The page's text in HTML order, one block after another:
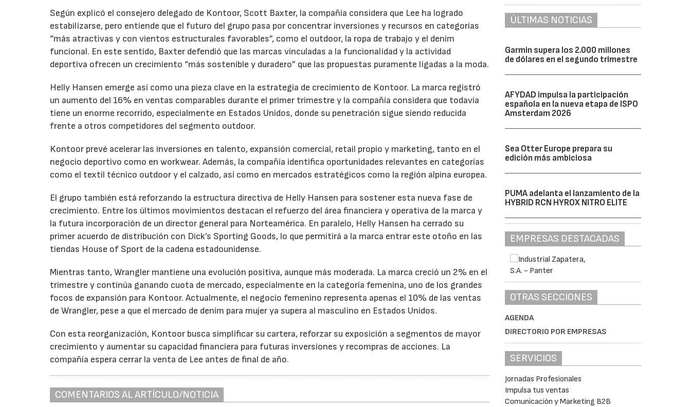
Según explicó el consejero delegado de Kontoor, Scott Baxter, la compañía considera que Lee ha logrado
estabilizarse, pero entiende que el futuro del grupo pasa por concentrar inversiones y recursos en categorías
“más atractivas y con vientos estructurales favorables”, como el outdoor, la ropa de trabajo y el denim
funcional. En este sentido, Baxter defendió que las marcas vinculadas a la funcionalidad y la actividad
deportiva ofrecen un crecimiento “más sostenible y duradero” que las propuestas puramente ligadas a la moda.
Helly Hansen emerge así como una pieza clave en la estrategia de crecimiento de Kontoor. La marca registró
un aumento del 16% en ventas comparables durante el primer trimestre y la compañía considera que todavía
tiene un enorme recorrido, especialmente en Estados Unidos, donde su penetración sigue siendo reducida
frente a otros competidores del segmento outdoor.
Kontoor prevé acelerar las inversiones en talento, expansión comercial, retail propio y marketing, tanto en el
negocio deportivo como en workwear. Además, la compañía identifica oportunidades relevantes en categorías
como el textil técnico outdoor y el calzado, así como en mercados estratégicos como la región alpina europea.
El grupo también está reforzando la estructura directiva de Helly Hansen para sostener esta nueva fase de
crecimiento. Entre los últimos movimientos destacan el refuerzo del área financiera y operativa de la marca y
la futura incorporación de un director general para Norteamérica. En paralelo, Helly Hansen ha cerrado su
primer acuerdo de distribución con Dick’s Sporting Goods, lo que permitirá a la marca entrar este otoño en las
tiendas House of Sport de la cadena estadounidense.
Mientras tanto, Wrangler mantiene una evolución positiva, aunque más moderada. La marca creció un 2% en el
trimestre y continúa ganando cuota de mercado, especialmente en la categoría femenina, uno de los grandes
focos de expansión para Kontoor. Actualmente, el negocio femenino representa apenas el 10% de las ventas
de Wrangler, pese a que el mercado de denim para mujer ya supera al masculino en Estados Unidos.
Con esta reorganización, Kontoor busca simplificar su cartera, reforzar su exposición a segmentos de mayor
crecimiento y aumentar su capacidad financiera para futuras inversiones y recompras de acciones. La
compañía espera cerrar la venta de Lee antes de final de año.
COMENTARIOS AL ARTÍCULO/NOTICIA
ÚLTIMAS NOTICIAS
Garmin supera los 2.000 millones
de dólares en el segundo trimestre
AFYDAD impulsa la participación
española en la nueva etapa de ISPO
Amsterdam 2026
Sea Otter Europe prepara su
edición más ambiciosa
PUMA adelanta el lanzamiento de la
HYBRID RCN HYROX NITRO ELITE
EMPRESAS DESTACADAS
OTRAS SECCIONES
AGENDA
DIRECTORIO POR EMPRESAS
SERVICIOS
Jornadas Profesionales
Impulsa tus ventas
Comunicación y Marketing B2B